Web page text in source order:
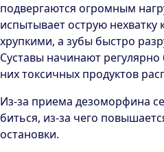
подвергаются огромным
испытывает острую нехватку
хрупкими, а зубы быстро
Суставы начинают
них токсичных продуктов
Из-за приема дезоморфина
биться, из-за чего
остановки.